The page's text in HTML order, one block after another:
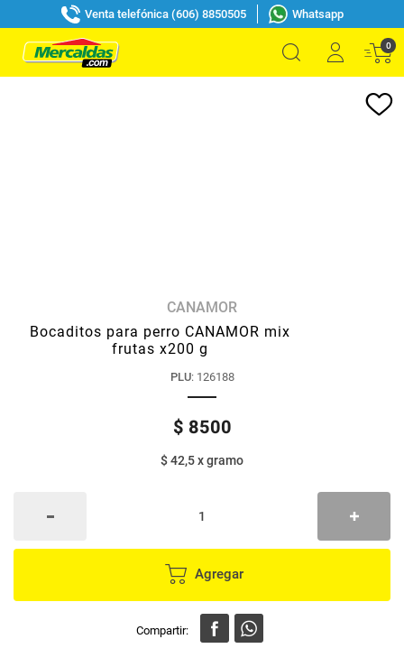
Venta telefónica (606) 8850505 Whatsapp
0
CANAMOR
Bocaditos para perro CANAMOR mix
frutas x200 g
PLU: 126188
$ 8500
$ 42,5xgramo
Agregar